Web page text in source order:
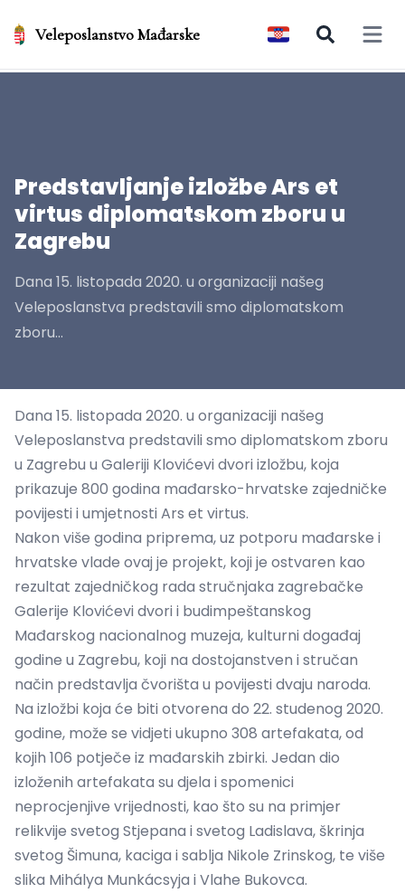
Veleposlanstvo Mađarske Open
Predstavljanje izložbe Ars et
virtus diplomatskom zboru u
Zagrebu
Dana 15. listopada 2020. u organizaciji našeg
Veleposlanstva predstavili smo diplomatskom
zboru...
Dana 15. listopada 2020. u organizaciji našeg
Veleposlanstva predstavili smo diplomatskom zboru
u Zagrebu u Galeriji Klovićevi dvori izložbu, koja
prikazuje 800 godina mađarsko-hrvatske zajedničke
povijesti i umjetnosti Ars et virtus.
Nakon više godina priprema, uz potporu mađarske i
hrvatske vlade ovaj je projekt, koji je ostvaren kao
rezultat zajedničkog rada stručnjaka zagrebačke
Galerije Klovićevi dvori i budimpeštanskog
Mađarskog nacionalnog muzeja, kulturni događaj
godine u Zagrebu, koji na dostojanstven i stručan
način predstavlja čvorišta u povijesti dvaju naroda.
Na izložbi koja će biti otvorena do 22. studenog 2020.
godine, može se vidjeti ukupno 308 artefakata, od
kojih 106 potječe iz mađarskih zbirki. Jedan dio
izloženih artefakata su djela i spomenici
neprocjenjive vrijednosti, kao što su na primjer
relikvije svetog Stjepana i svetog Ladislava, škrinja
svetog Šimuna, kaciga i sablja Nikole Zrinskog, te više
slika Mihálya Munkácsyja i Vlahe Bukovca.